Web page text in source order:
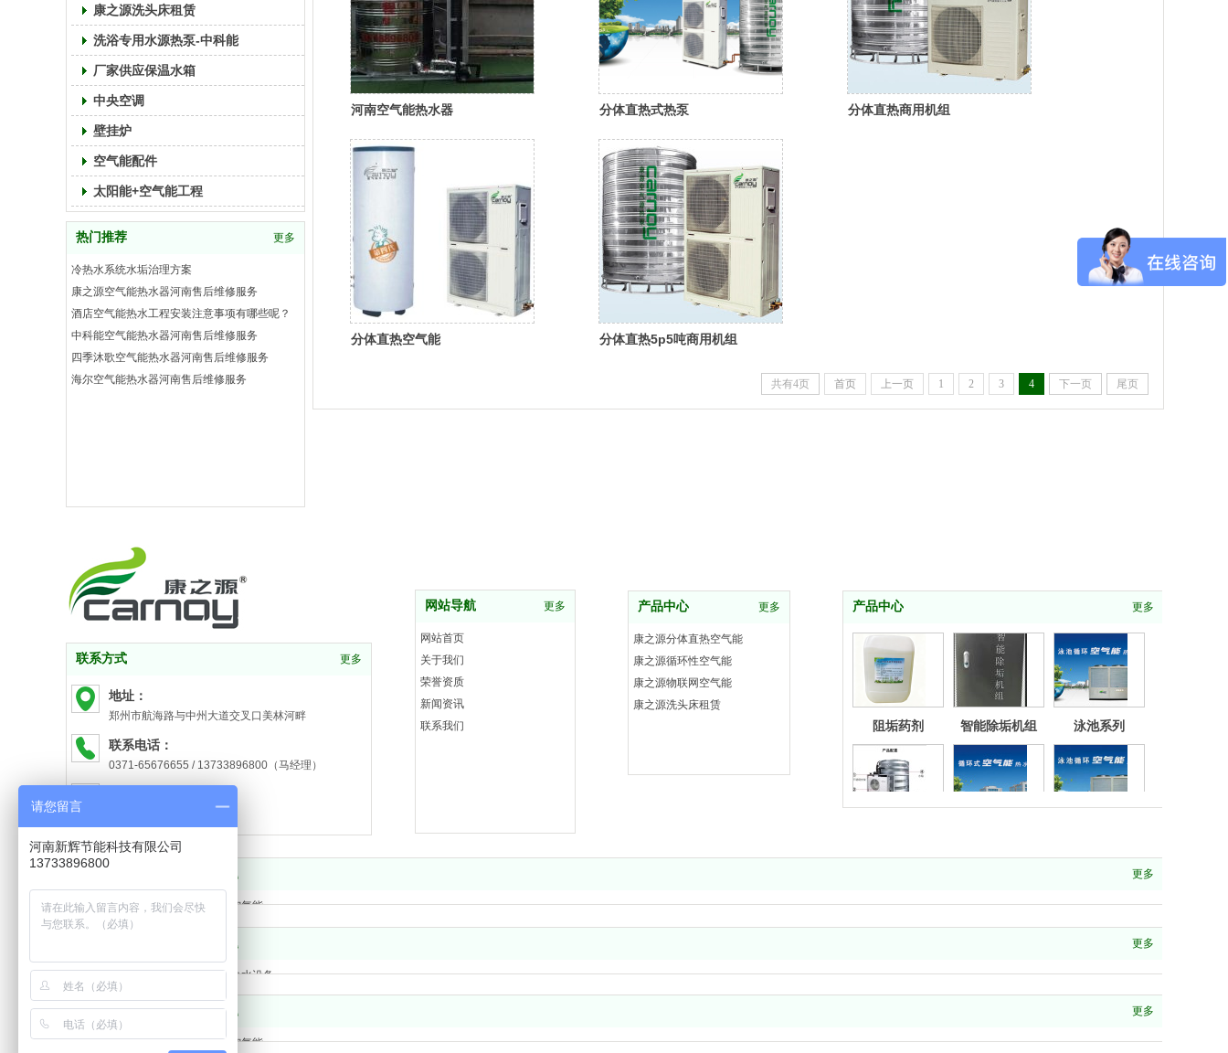
康之源洗头床租赁
洗浴专用水源热泵-中科能
厂家供应保温水箱
中央空调
壁挂炉
空气能配件
太阳能+空气能工程
热门推荐 更多
冷热水系统水垢治理方案
康之源空气能热水器河南售后维修服务
酒店空气能热水工程安装注意事项有哪些呢？
中科能空气能热水器河南售后维修服务
四季沐歌空气能热水器河南售后维修服务
海尔空气能热水器河南售后维修服务
河南空气能热水器 分体直热式热泵 分体直热商用机组
分体直热空气能 分体直热5p5吨商用机组
共有4页 首页 上一页 1 2 3 4 下一页 尾页
地方关键词：
联系方式 更多
地址：
郑州市航海路与中州大道交叉口美林河畔
联系电话：
0371-65676655 / 13733896800（马经理）
网站导航 更多
网站首页
关于我们
荣誉资质
新闻资讯
联系我们
产品中心 更多
康之源分体直热空气能
康之源循环性空气能
康之源物联网空气能
康之源洗头床租赁
产品中心 更多
阻垢药剂 智能除垢机组 泳池系列
标题 更多
海尔空气能
四季沐歌空气能
中科能空气能
河南康之源热水工程
康之源空气能维修
河南物联网空气能品牌
康之源空气能
标题 更多
工厂热水设备
学校宿舍热水工程
浴池热水工程
宾馆热水工程
标题 更多
河南空气能
请您留言
河南新辉节能科技有限公司
13733896800